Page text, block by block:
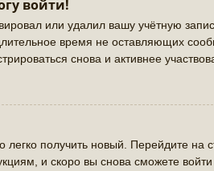
войти!
или удалил вашу учётную
время не оставляющих
снова и активнее
легко получить новый. Перейдите
и скоро вы снова сможете